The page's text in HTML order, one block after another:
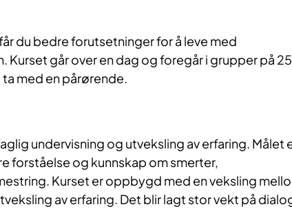
du bedre forutsetninger for å leve med
Kurset går over en dag og foregår i grupper på 25
med en pårørende.
undervisning og utveksling av erfaring. Målet
forståelse og kunnskap om smerter,
Kurset er oppbygd med en veksling
av erfaring. Det blir lagt stor vekt på